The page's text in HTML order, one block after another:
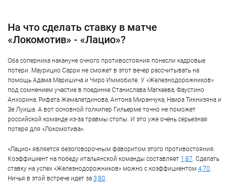
На что сделать ставку в матче
«Локомотив» - «Лацио»?
Оба соперника накануне очного противостояния понесли кадровые
потери. Маурицио Сарри не сможет в этот вечер рассчитывать на
помощь Адама Маришича и Чиро Иммобиле. У «Железнодорожников»
под сомнением участие в поединке Станислава Магкеева, Фаустино
Анхорина, Рифата Жемалетдинова, Антона Миранчука, Наира Тикнизяна и
Зе Луиша. А вот основной голкипер Гильерме точно не поможет
российской команде из-за травмы стопы. И это уже очень серьезная
потеря для «Локомотива».
«Лацио» является безоговорочным фаворитом этого противостояния.
Коэффициент на победу итальянской команды составляет 1,87. Сделать
ставку на успех «Железнодорожников» можно с коэффициентом 4,70.
Ничья в этой встрече идет за 3,80.